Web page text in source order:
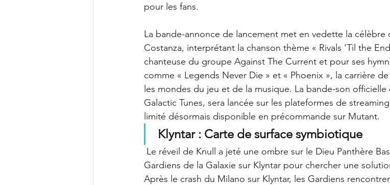
pour les fans.
La bande-annonce de lancement met en vedette la célèbre
Costanza, interprétant la chanson thème « Rivals 'Til the
chanteuse du groupe Against The Current et pour ses
comme « Legends Never Die » et « Phoenix », la carrière
les mondes du jeu et de la musique. La bande-son officielle
Galactic Tunes, sera lancée sur les plateformes de
limité désormais disponible en précommande sur Mutant.
Klyntar : Carte de surface symbiotique
Le réveil de Knull a jeté une ombre sur le Dieu Panthère
Gardiens de la Galaxie sur Klyntar pour chercher une
Après le crash du Milano sur Klyntar, les Gardiens